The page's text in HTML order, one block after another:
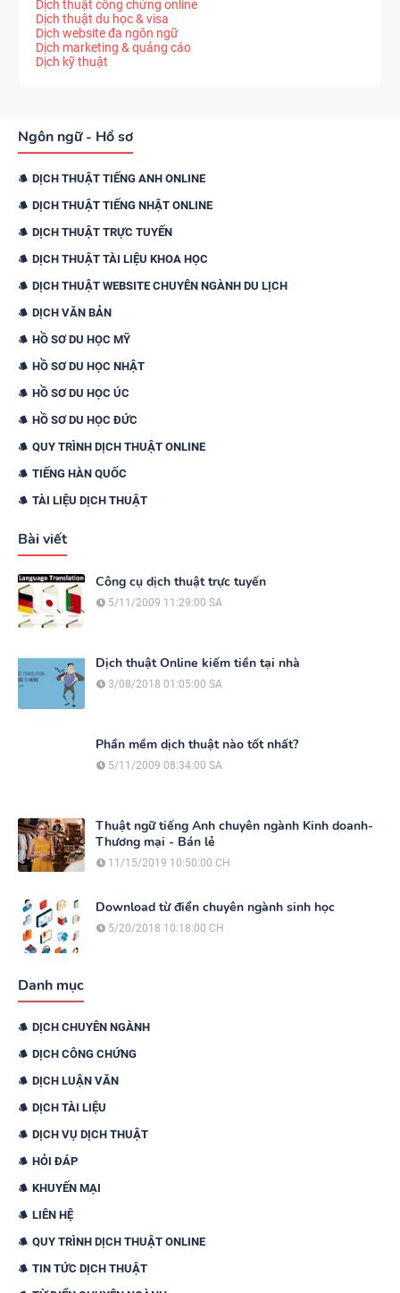
Dịch thuật công chứng online
Dịch thuật du học & visa
Dịch website đa ngôn ngữ
Dịch marketing & quảng cáo
Dịch kỹ thuật
Ngôn ngữ - Hồ sơ
DỊCH THUẬT TIẾNG ANH ONLINE
DỊCH THUẬT TIẾNG NHẬT ONLINE
DỊCH THUẬT TRỰC TUYẾN
DỊCH THUẬT TÀI LIỆU KHOA HỌC
DỊCH THUẬT WEBSITE CHUYÊN NGÀNH DU LỊCH
DỊCH VĂN BẢN
HỒ SƠ DU HỌC MỸ
HỒ SƠ DU HỌC NHẬT
HỒ SƠ DU HỌC ÚC
HỒ SƠ DU HỌC ĐỨC
QUY TRÌNH DỊCH THUẬT ONLINE
TIẾNG HÀN QUỐC
TÀI LIỆU DỊCH THUẬT
Bài viết
Công cụ dịch thuật trực tuyến
5/11/2009 11:29:00 SA
Dịch thuật Online kiếm tiền tại nhà
3/08/2018 01:05:00 SA
Phần mềm dịch thuật nào tốt nhất?
5/11/2009 08:34:00 SA
Thuật ngữ tiếng Anh chuyên ngành Kinh doanh-
Thương mại - Bán lẻ
11/15/2019 10:50:00 CH
Download từ điển chuyên ngành sinh học
5/20/2018 10:18:00 CH
Danh mục
DỊCH CHUYÊN NGÀNH
DỊCH CÔNG CHỨNG
DỊCH LUẬN VĂN
DỊCH TÀI LIỆU
DỊCH VỤ DỊCH THUẬT
HỎI ĐÁP
KHUYẾN MẠI
LIÊN HỆ
QUY TRÌNH DỊCH THUẬT ONLINE
TIN TỨC DỊCH THUẬT